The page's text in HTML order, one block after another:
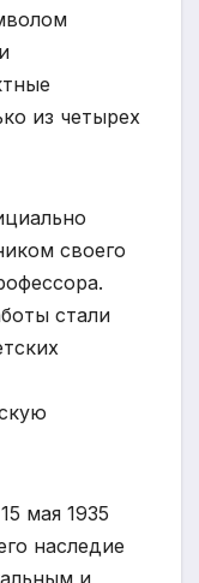
из четырех
своего
стали
мая 1935
наследие
и